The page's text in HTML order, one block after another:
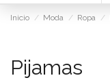
Inicio Moda Ropa
Pijamas